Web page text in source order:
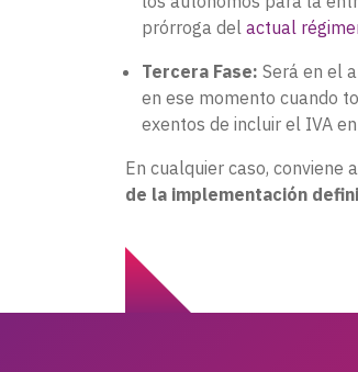
prórroga del actual
Tercera Fase: Será en el
en ese momento cuando
exentos de incluir el IVA
En cualquier caso, conviene
de la implementación